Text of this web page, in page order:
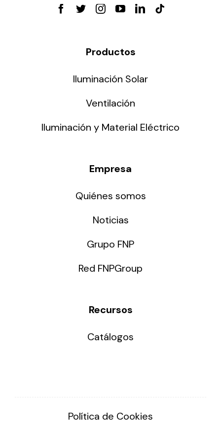
Productos
Iluminación Solar
Ventilación
Iluminación y Material Eléctrico
Empresa
Quiénes somos
Noticias
Grupo FNP
Red FNPGroup
Recursos
Catálogos
Política de Cookies